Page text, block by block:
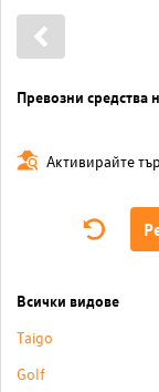
Превозни средства
Активирайте
Всички видове
Taigo
Golf